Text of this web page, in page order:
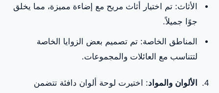
الأثاث: تم اختيار أثاث مريح مع إضاءة مميزة، مما يخلق
جوًا جميلاً.
المناطق الخاصة: تم تصميم بعض الزوايا الخاصة
لتتناسب مع العائلات والمجموعات.
الألوان والمواد: اختيرت لوحة ألوان دافئة تتضمن